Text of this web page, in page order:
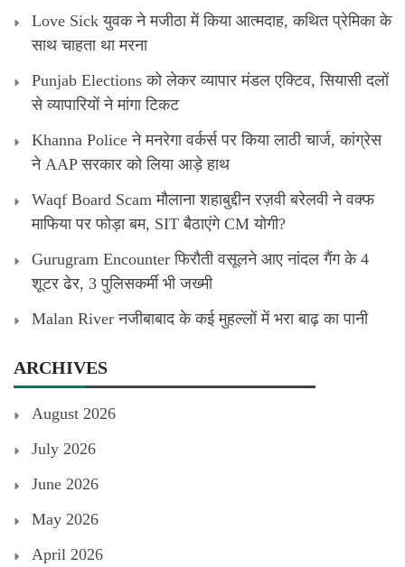
Love Sick युवक ने मजीठा में किया आत्मदाह, कथित प्रेमिका के
साथ चाहता था मरना
Punjab Elections को लेकर व्यापार मंडल एक्टिव, सियासी दलों
से व्यापारियों ने मांगा टिकट
Khanna Police ने मनरेगा वर्कर्स पर किया लाठी चार्ज, कांग्रेस
ने AAP सरकार को लिया आड़े हाथ
Waqf Board Scam मौलाना शहाबुद्दीन रज़वी बरेलवी ने वक्फ
माफिया पर फोड़ा बम, SIT बैठाएंगे CM योगी?
Gurugram Encounter फिरौती वसूलने आए नांदल गैंग के 4
शूटर ढेर, 3 पुलिसकर्मी भी जख्मी
Malan River नजीबाबाद के कई मुहल्लों में भरा बाढ़ का पानी
ARCHIVES
August 2026
July 2026
June 2026
May 2026
April 2026